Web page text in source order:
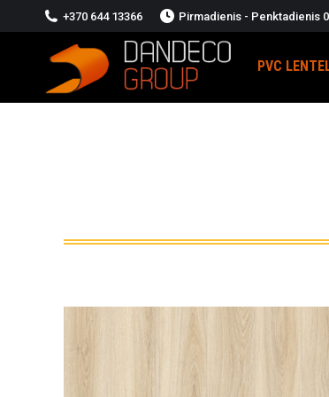
+370 644 13366 Pirmadienis - Penktadienis
PVC